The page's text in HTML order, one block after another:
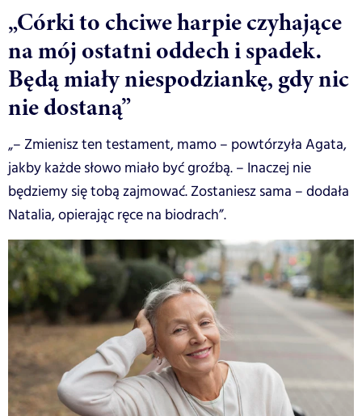
„Córki to chciwe harpie czyhające
na mój ostatni oddech i spadek.
Będą miały niespodziankę, gdy nic
nie dostaną”
„– Zmienisz ten testament, mamo – powtórzyła Agata,
jakby każde słowo miało być groźbą. – Inaczej nie
będziemy się tobą zajmować. Zostaniesz sama – dodała
Natalia, opierając ręce na biodrach”.